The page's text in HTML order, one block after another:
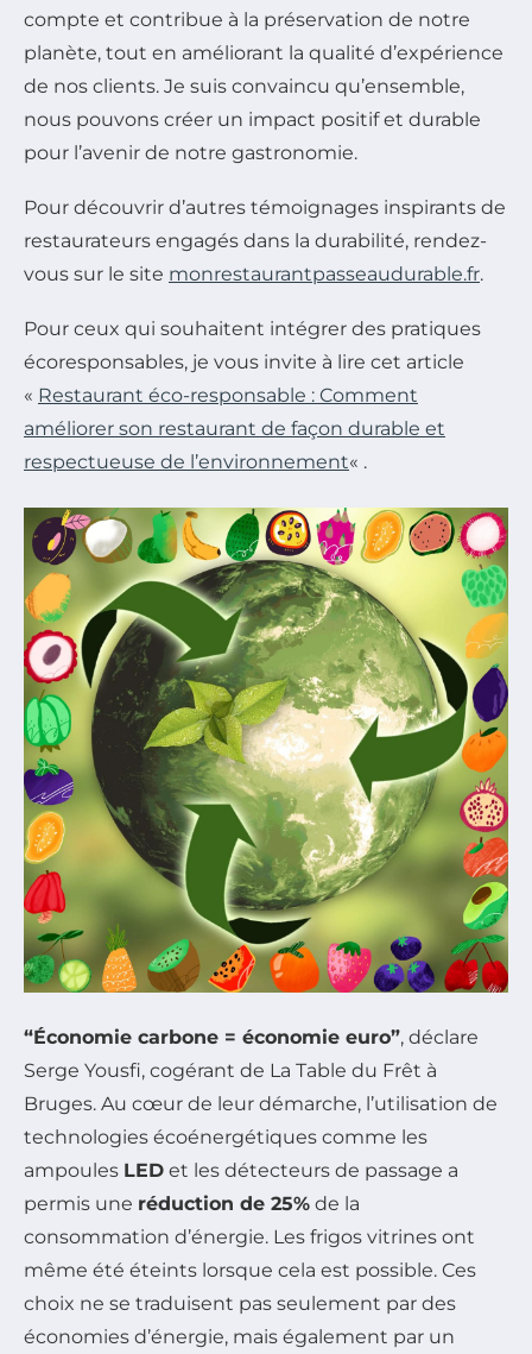
compte et contribue à la préservation de notre
planète, tout en améliorant la qualité d’expérience
de nos clients. Je suis convaincu qu’ensemble,
nous pouvons créer un impact positif et durable
pour l’avenir de notre gastronomie.
Pour découvrir d’autres témoignages inspirants de
restaurateurs engagés dans la durabilité, rendez-
vous sur le site monrestaurantpasseaudurable.fr.
Pour ceux qui souhaitent intégrer des pratiques
écoresponsables, je vous invite à lire cet article
« Restaurant éco-responsable : Comment
améliorer son restaurant de façon durable et
respectueuse de l’environnement« .
“Économie carbone = économie euro”, déclare
Serge Yousfi, cogérant de La Table du Frêt à
Bruges. Au cœur de leur démarche, l’utilisation de
technologies écoénergétiques comme les
ampoules LED et les détecteurs de passage a
permis une réduction de 25% de la
consommation d’énergie. Les frigos vitrines ont
même été éteints lorsque cela est possible. Ces
choix ne se traduisent pas seulement par des
économies d’énergie, mais également par un